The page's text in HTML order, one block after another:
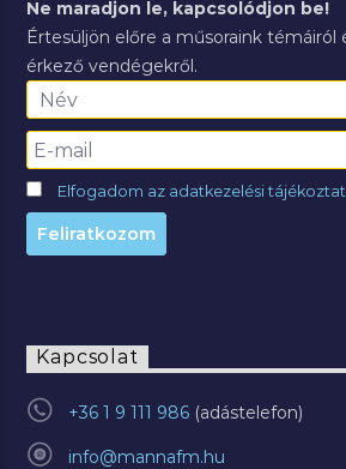
Ne maradjon le, kapcsolódjon be!
Értesüljön előre a műsoraink témáiról
érkező vendégekről.
Elfogadom az adatkezelési
Kapcsolat
+36 1 9 111 986
info@mannafm.hu